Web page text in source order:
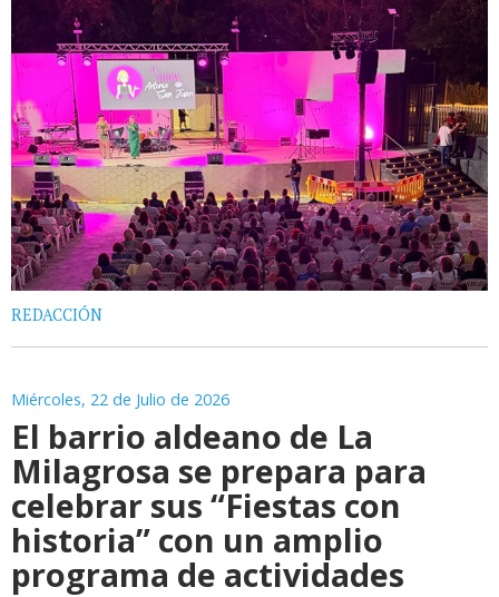
REDACCIÓN
Miércoles, 22 de Julio de 2026
El barrio aldeano de La
Milagrosa se prepara para
celebrar sus “Fiestas con
historia” con un amplio
programa de actividades